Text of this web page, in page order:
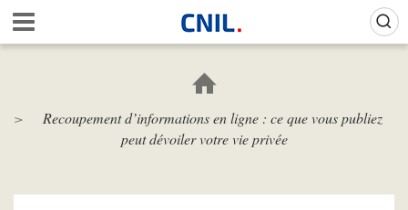
Aller
au
contenu
c
i
l
N
Recoupement d’informations en ligne : ce que vous publiez
peut dévoiler votre vie privée
Gestion de vos préférences sur les cookies (témoins de connexion)